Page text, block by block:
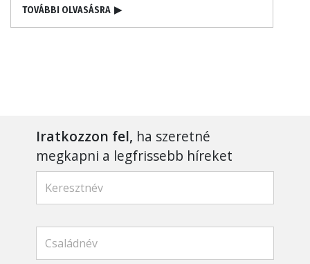
TOVÁBBI OLVASÁSRA ▶
Iratkozzon fel, ha szeretné
megkapni a legfrissebb híreket